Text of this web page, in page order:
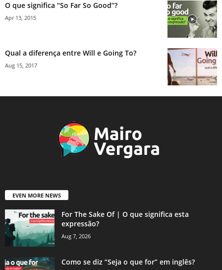
O que significa “So Far So Good”?
Apr 13, 2015
Qual a diferença entre Will e Going To?
Aug 15, 2017
EVEN MORE NEWS
For The Sake Of | O que significa esta
expressão?
Aug 7, 2026
Como se diz “Seja o que for” em inglês?